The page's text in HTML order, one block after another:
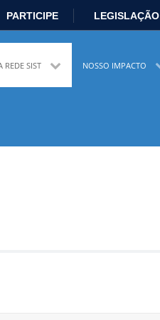
PARTICIPE LEGISLAÇÃO
Ministério da Economia
REDE SIST NOSSO IMPACTO